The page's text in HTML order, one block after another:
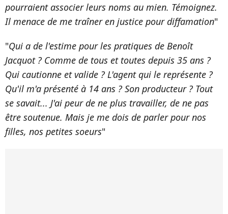
pourraient associer leurs noms au mien. Témoignez.
Il menace de me traîner en justice pour diffamation"
"Qui a de l'estime pour les pratiques de Benoît
Jacquot ? Comme de tous et toutes depuis 35 ans ?
Qui cautionne et valide ? L'agent qui le représente ?
Qu'il m'a présenté à 14 ans ? Son producteur ? Tout
se savait... J'ai peur de ne plus travailler, de ne pas
être soutenue. Mais je me dois de parler pour nos
filles, nos petites soeurs"